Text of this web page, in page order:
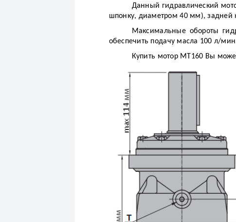
Данный гидравлический
шпонку, диаметром 40 мм), задней
Максимальные обороты
обеспечить подачу масла 100 л/
Купить мотор МТ160 Вы